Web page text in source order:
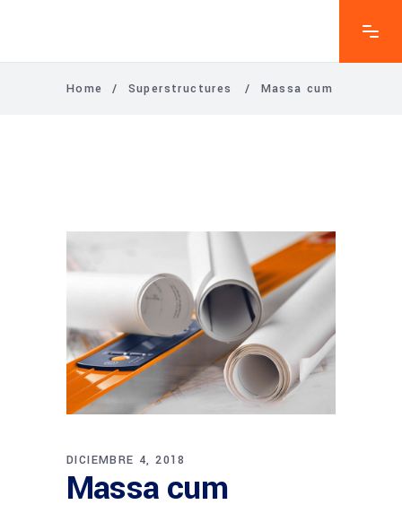
Home / Superstructures / Massa cum
DICIEMBRE 4, 2018
Massa cum